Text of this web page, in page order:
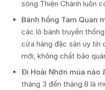
sóng Thiện Chánh luôn
Bánh hồng Tam Quan
các lò bánh truyền
cửa hàng đặc sản uy tín
mới, không chất bảo
Đi Hoài Nhơn mùa nào
tháng 3 đến tháng 8 là